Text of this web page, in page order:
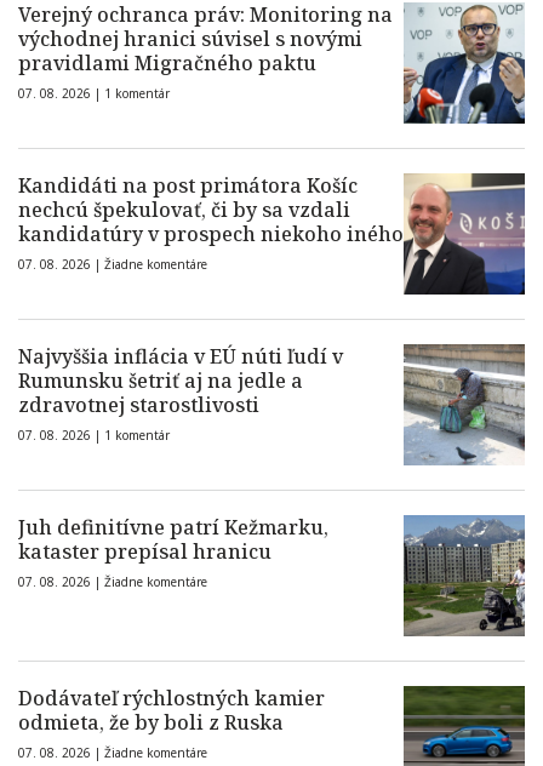
Verejný ochranca práv: Monitoring na
východnej hranici súvisel s novými
pravidlami Migračného paktu
07. 08. 2026 | 1 komentár
Kandidáti na post primátora Košíc
nechcú špekulovať, či by sa vzdali
kandidatúry v prospech niekoho iného
07. 08. 2026 | Žiadne komentáre
Najvyššia inflácia v EÚ núti ľudí v
Rumunsku šetriť aj na jedle a
zdravotnej starostlivosti
07. 08. 2026 | 1 komentár
Juh definitívne patrí Kežmarku,
kataster prepísal hranicu
07. 08. 2026 | Žiadne komentáre
Dodávateľ rýchlostných kamier
odmieta, že by boli z Ruska
07. 08. 2026 | Žiadne komentáre